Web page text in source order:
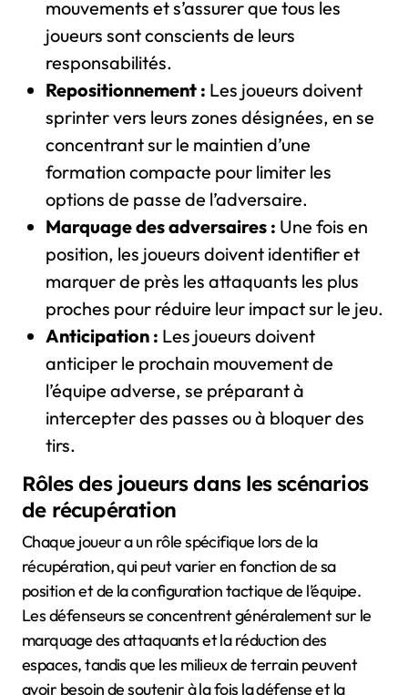
mouvements et s’assurer que tous les
joueurs sont conscients de leurs
responsabilités.
Repositionnement : Les joueurs doivent
sprinter vers leurs zones désignées, en se
concentrant sur le maintien d’une
formation compacte pour limiter les
options de passe de l’adversaire.
Marquage des adversaires : Une fois en
position, les joueurs doivent identifier et
marquer de près les attaquants les plus
proches pour réduire leur impact sur le jeu.
Anticipation : Les joueurs doivent
anticiper le prochain mouvement de
l’équipe adverse, se préparant à
intercepter des passes ou à bloquer des
tirs.
Rôles des joueurs dans les scénarios
de récupération
Chaque joueur a un rôle spécifique lors de la
récupération, qui peut varier en fonction de sa
position et de la configuration tactique de l’équipe.
Les défenseurs se concentrent généralement sur le
marquage des attaquants et la réduction des
espaces, tandis que les milieux de terrain peuvent
avoir besoin de soutenir à la fois la défense et la